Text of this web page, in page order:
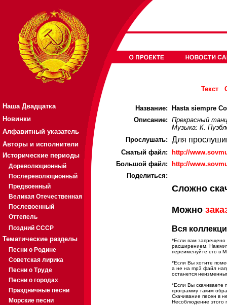
Наша Двадцатка
Новинки
Алфавитный указатель
Авторы и исполнители
Исторические периоды
Дореволюционный
Послереволюционный
Предвоенный
Великая Отечественная
Послевоенный
Оттепель
Поздний СССР
Тематические разделы
Песни о Родине
Советская лирика
Песни о Труде
Песни о городах
Праздничные песни
Морские песни
Текст
Название:
Hasta siempre
Описание: Прекрасный
Музыка: К.
Прослушать: Для
Cжатый файл:
http://
Большой файл:
http://
Поделиться:
Сложно
Можно
Вся
*Если вам запрещено
расширением.
переименуйте его в
*Если Вы хотите
а не на mp3 файл
останется
*Если Вы скачиваете
программу таким
Скачивание песен в
Несоблюдение этого